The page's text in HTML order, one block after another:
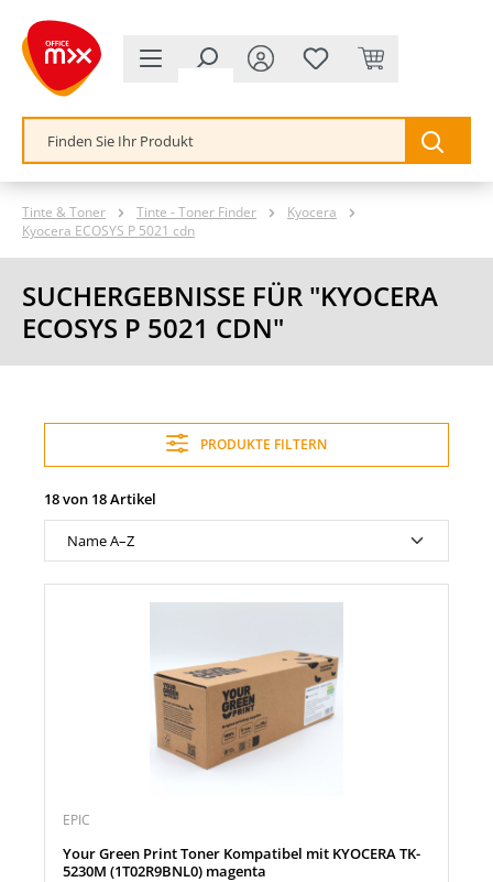
springen
Tinte & Toner Tinte - Toner Finder
Kyocera
Kyocera ECOSYS P 5021 cdn
SUCHERGEBNISSE FÜR "KYOCERA
ECOSYS P 5021 CDN"
PRODUKTE FILTERN
18 von 18 Artikel
EPIC
Your Green Print Toner Kompatibel mit KYOCERA TK-
5230M (1T02R9BNL0) magenta